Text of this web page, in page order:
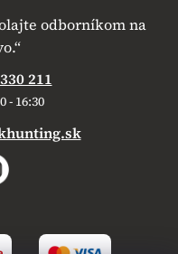
odborníkom na
211
- 16:30